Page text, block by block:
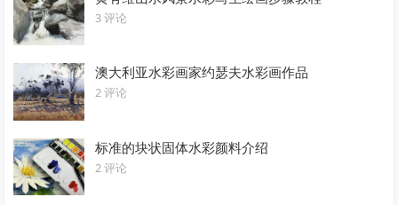
3 评论
澳大利亚水彩画家约瑟夫水彩画作品
2 评论
标准的块状固体水彩颜料介绍
2 评论